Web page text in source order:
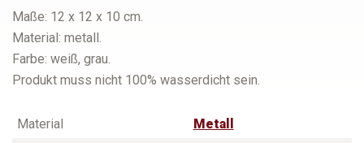
Maße: 12 x 12 x 10 cm.
Material: metall.
Farbe: weiß, grau.
Produkt muss nicht 100% wasserdicht sein.
Material
Metall